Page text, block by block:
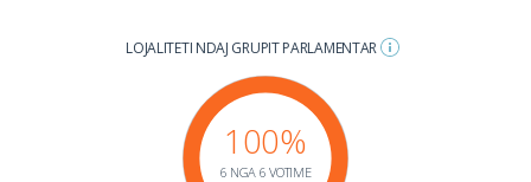
LOJALITETI NDAJ GRUPIT PARLAMENTAR
100%
6 NGA 6 VOTIME